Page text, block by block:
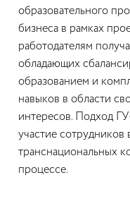
образовательного
бизнеса в рамках
работодателям
обладающих
образованием и
навыков в области
интересов. Подход
участие
транснациональных
процессе.